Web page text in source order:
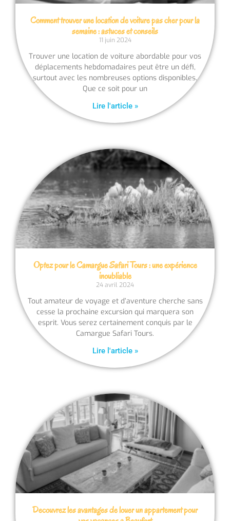
Comment trouver une location de voiture pas cher pour la
semaine : astuces et conseils
11 juin 2024
Trouver une location de voiture abordable pour vos
déplacements hebdomadaires peut être un défi,
surtout avec les nombreuses options disponibles.
Que ce soit pour un
Lire l'article »
Optez pour le Camargue Safari Tours : une expérience
inoubliable
24 avril 2024
Tout amateur de voyage et d’aventure cherche sans
cesse la prochaine excursion qui marquera son
esprit. Vous serez certainement conquis par le
Camargue Safari Tours.
Lire l'article »
Decouvrez les avantages de louer un appartement pour